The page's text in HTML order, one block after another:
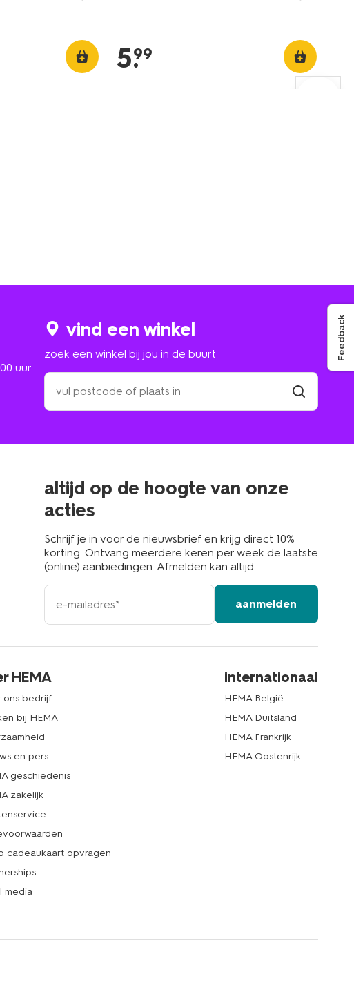
5.
99
uur
vind een winkel
zoek een winkel bij jou in de buurt
zoek
een
winkel
in
altijd op de hoogte van onze
acties
Schrijf je in voor de nieuwsbrief en krijg direct 10%
korting. Ontvang meerdere keren per week de laatste
(online) aanbiedingen. Afmelden kan altijd.
e-
mailadres
aanmelden
HEMA
ons bedrijf
bij HEMA
en pers
geschiedenis
zakelijk
cadeaukaart opvragen
media
internationaal
HEMA België
HEMA Duitsland
HEMA Frankrijk
HEMA Oostenrijk
Feedback